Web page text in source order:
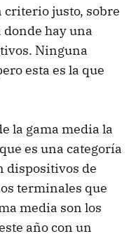
criterio justo, sobre
donde hay una
Ninguna
esta es la que
la gama media la
es una categoría
dispositivos de
terminales que
media son los
año con un